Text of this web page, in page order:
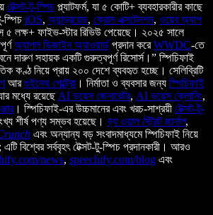
টেক্সট-টু-স্পিচ প্ল্যাটফর্ম, যা ৫ কোটি+ ব্যবহারকারীর কাছে
স্পিচ iOS, অ্যান্ড্রয়েড, ক্রোম এক্সটেনশন, ওয়েব অ্যাপ
৫ লক্ষ+ ফাইভ-স্টার রিভিউ পেয়েছে। ২০২৫ সালে
অ্যাপল ডিজাইন অ্যাওয়ার্ড প্রদান করেWWDC-তে
দারুণ সহায়ক একটি গুরুত্বপূর্ণ রিসোর্স।” স্পিচিফাই
কণ্ঠ নিয়ে প্রায় ২০০ দেশে ব্যবহৃত হচ্ছে। সেলিব্রিটি
আরগুইনেথ পেল্ট্রো । নির্মাতা ও ব্যবসার জন্য স্পিচিফাই
মধ্যে রয়েছে AI ভয়েস জেনারেটর, AI ভয়েস ক্লোনিং,
। স্পিচিফাই-এর উচ্চমানের এবং খরচ-সাশ্রয়ী টেক্সট-টু-
শীর্ষ পণ্য সম্ভব হয়েছে। দ্য ওয়াল স্ট্রিট জার্নাল,
এবং অন্যান্য বড় সংবাদমাধ্যমে স্পিচিফাই নিয়ে
বিশ্বের সর্ববৃহৎ টেক্সট-টু-স্পিচ প্রদানকারী। আরও
news, speechify.com/blog এবং